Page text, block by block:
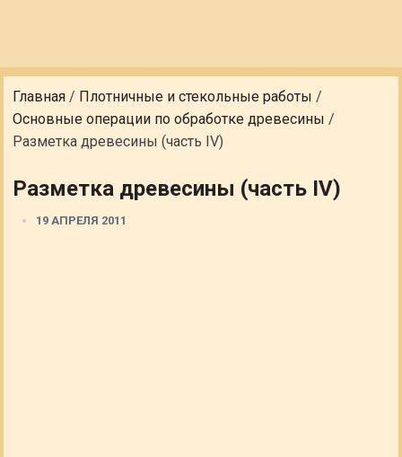
Главная / Плотничные и стекольные работы /
Основные операции по обработке древесины /
Разметка древесины (часть IV)
Разметка древесины (часть IV)
19 АПРЕЛЯ 2011